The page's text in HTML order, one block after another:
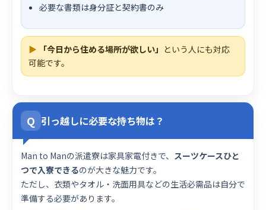
必要な書類は身分証と契約書のみ
▶ 「今日から住める場所が欲しい」 という人にも対応
可能です。
Q 引っ越しに必要な持ち物は？
Man to Manの派遣寮は家具家電付きで、 スーツケースひと
つで入寮できるのが大きな魅力です。
ただし、衣類やタオル・洗面用具などの生活必需品は自分で
準備する必要があります。